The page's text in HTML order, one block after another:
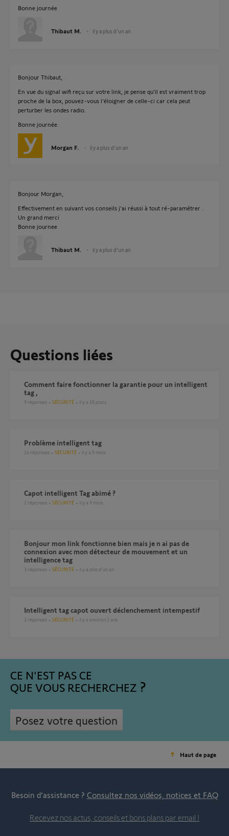
Bonne journée
Thibaut M. il y a plus d'un an
Bonjour Thibaut,
En vue du signal wifi reçu sur votre link, je pense qu'il est vraiment trop
proche de la box, pouvez-vous l'éloigner de celle-ci car cela peut
perturber les ondes radio.
Bonne journée.
Morgan F. il y a plus d'un an
Bonjour Morgan,
Effectivement en suivant vos conseils j’ai réussi à tout ré-paramétrer .
Un grand merci
Bonne journee
Thibaut M. il y a plus d'un an
Questions liées
Comment faire fonctionner la garantie pour un intelligent
tag ,
9 réponses SÉCURITÉ il y a 16 jours
Problème intelligent tag
14 réponses SÉCURITÉ il y a 9 mois
Capot intelligent Tag abimé ?
2 réponses SÉCURITÉ il y a 9 mois
Bonjour mon link fonctionne bien mais je n ai pas de
connexion avec mon détecteur de mouvement et un
intelligence tag
3 réponses SÉCURITÉ il y a plus d'un an
Intelligent tag capot ouvert déclenchement intempestif
2 réponses SÉCURITÉ il y a environ 2 ans
CE N'EST PAS CE
QUE VOUS RECHERCHEZ
Posez votre question
Haut de page
Besoin d’assistance ? Consultez nos vidéos, notices et FAQ
Recevez nos actus, conseils et bons plans par email !